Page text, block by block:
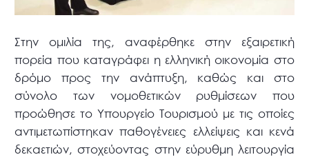
Στην ομιλία της, αναφέρθηκε στην εξαιρετική
πορεία που καταγράφει η ελληνική οικονομία στο
δρόμο προς την ανάπτυξη, καθώς και στο
σύνολο των νομοθετικών ρυθμίσεων που
προώθησε το Υπουργείο Τουρισμού με τις οποίες
αντιμετωπίστηκαν παθογένειες ελλείψεις και κενά
δεκαετιών, στοχεύοντας στην εύρυθμη λειτουργία